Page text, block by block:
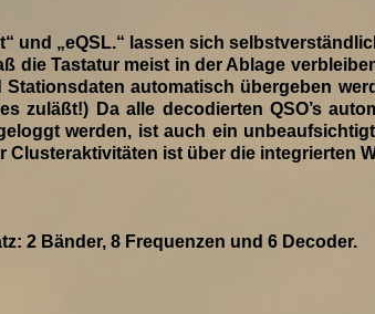
und „eQSL.“ lassen sich
die Tastatur meist in der Ablage
automatisch übergeben
zuläßt!) Da alle decodierten QSO’s
werden, ist auch ein
ist über die integrierten
2 Bänder, 8 Frequenzen und 6 Decoder.